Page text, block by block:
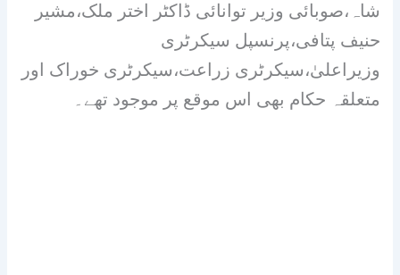
شاہ،صوبائی وزیر توانائی ڈاکٹر اختر ملک،مشیر
حنیف پتافی،پرنسپل سیکرٹری
وزیراعلیٰ،سیکرٹری زراعت،سیکرٹری خوراک اور
متعلقہ حکام بھی اس موقع پر موجود تھے۔